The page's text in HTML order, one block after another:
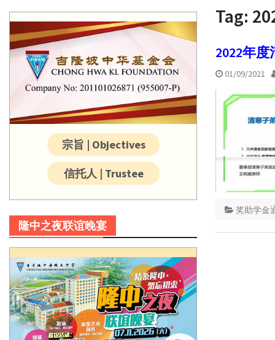
Tag:
2022年
01/09/2021
奖助学金
宗旨 | Objectives
信托人 | Trustee
隆中之夜联谊晚宴